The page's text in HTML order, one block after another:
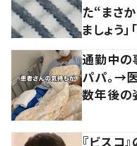
た“まさ
ましょう」
通勤中の
パパ。→
数年後の
『ビスコ